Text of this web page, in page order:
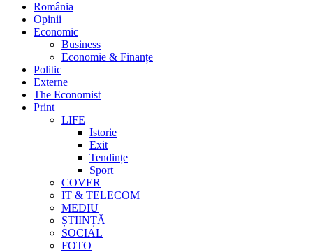
România
Opinii
Economic
Business
Economie & Finanțe
Politic
Externe
The Economist
Print
LIFE
Istorie
Exit
Tendințe
Sport
COVER
IT & TELECOM
MEDIU
ȘTIINȚĂ
SOCIAL
FOTO